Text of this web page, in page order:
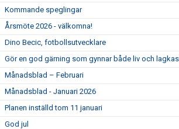
Kommande speglingar
Årsmöte 2026 - välkomna!
Dino Becic, fotbollsutvecklare
Gör en god gärning som gynnar både liv och
Månadsblad – Februari
Månadsblad - Januari 2026
Planen inställd tom 11 januari
God jul